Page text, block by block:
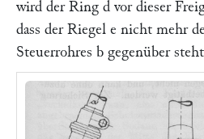
wird der Ring d vor dieser
dass der Riegel e nicht mehr
Steuerrohres b gegenüber